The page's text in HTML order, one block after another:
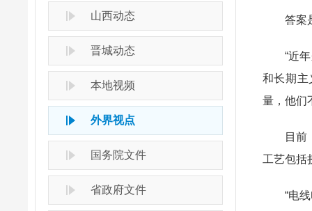
山西动态
晋城动态
本地视频
外界视点
国务院文件
省政府文件
答案
“近
和长期主
量，他们
目前
工艺包括
“电